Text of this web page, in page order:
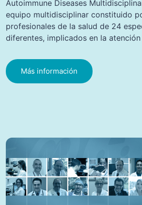
Autoimmune Diseases
equipo multidisciplinar constituido
profesionales de la salud de 24
diferentes, implicados en la atención
Más información